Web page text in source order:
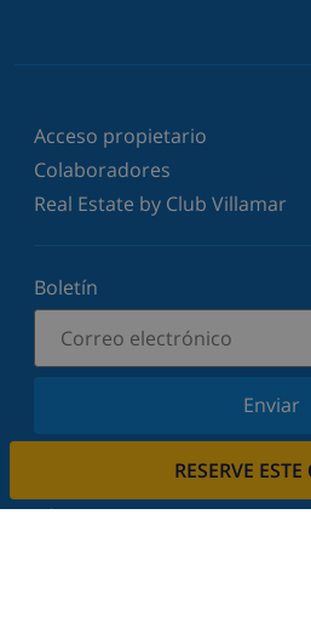
RESERVE
Acceso propietario
Colaboradores
Real Estate by Club Villamar
Boletín
Enviar
Suscríbase a nuestro boletín
ofertas. Respetamos su